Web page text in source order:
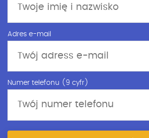
Adres e-mail
Numer telefonu (9 cyfr)